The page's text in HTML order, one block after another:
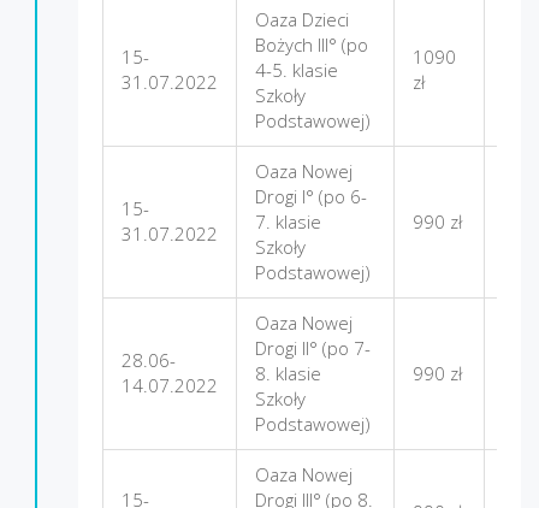
15-
31.07.2022
Oaza Dzieci
Bożych III° (po
4-5. klasie
Szkoły
Podstawowej)
1090
zł
15-
31.07.2022
Oaza Nowej
Drogi I° (po 6-
7. klasie
Szkoły
Podstawowej)
990 zł
28.06-
14.07.2022
Oaza Nowej
Drogi II° (po 7-
8. klasie
Szkoły
Podstawowej)
990 zł
15-
Oaza Nowej
Drogi III° (po 8.